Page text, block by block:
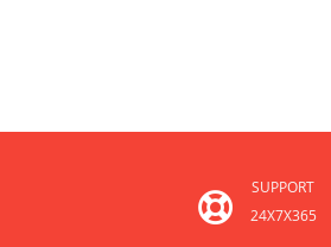
SUPPORT
24X7X365